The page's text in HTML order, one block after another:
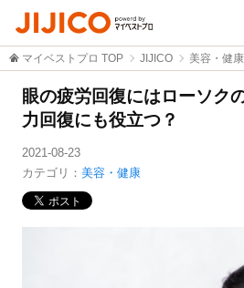
マイベストプロ TOP JIJICO 美容・健康
眼の疲労回復にはローソク
力回復にも役立つ？
2021-08-23
カテゴリ： 美容・健康